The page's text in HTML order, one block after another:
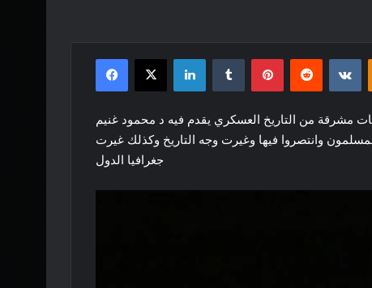
Facebook
X LinkedInTumblr PinterestReddit
1417 الموافق 1997 بعنوان صفحات مشرقة من التاريخ العسكري يقدم فيه د محمود غنيم
وانتصروا فيها وغيرت وجه التاريخ وكذلك غيرت
جغرافيا الدول